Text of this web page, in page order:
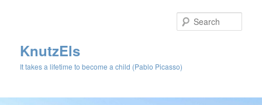
KnutzEls
It takes a lifetime to become a child (Pablo Picasso)